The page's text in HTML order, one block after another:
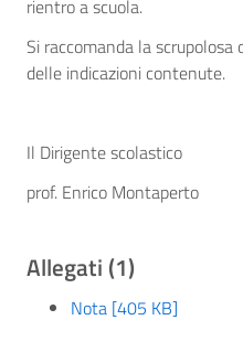
rientro a scuola.
Si raccomanda la scrupolosa
delle indicazioni contenute.
Il Dirigente scolastico
prof. Enrico Montaperto
Allegati (1)
Nota [405 KB]